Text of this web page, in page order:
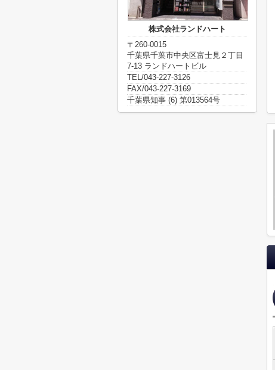
株式会社ランドハート
〒260-0015
千葉県千葉市中央区富士見２丁目
7-13 ランドハートビル
TEL/043-227-3126
FAX/043-227-3169
千葉県知事 (6) 第013564号